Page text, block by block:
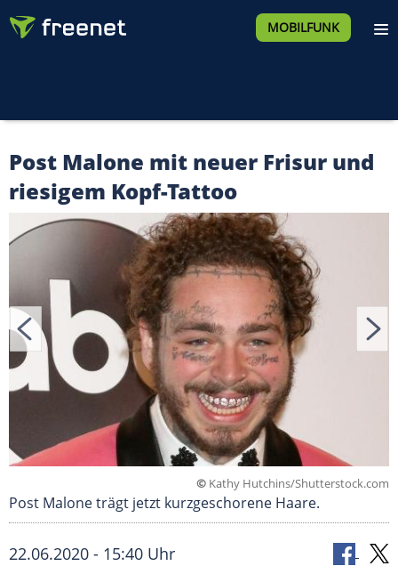
MOBILFUNK
Post Malone mit neuer Frisur und
riesigem Kopf-Tattoo
© Kathy Hutchins/Shutterstock.com
Post Malone trägt jetzt kurzgeschorene Haare.
22.06.2020 - 15:40 Uhr